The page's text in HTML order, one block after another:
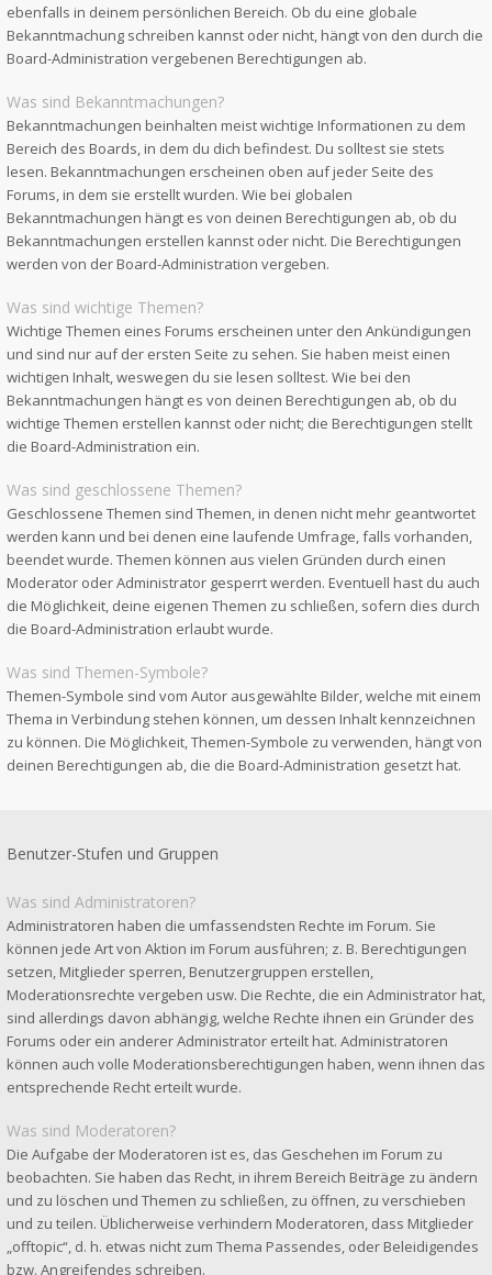
ebenfalls in deinem persönlichen Bereich. Ob du eine globale
Bekanntmachung schreiben kannst oder nicht, hängt von den durch die
Board-Administration vergebenen Berechtigungen ab.
Was sind Bekanntmachungen?
Bekanntmachungen beinhalten meist wichtige Informationen zu dem
Bereich des Boards, in dem du dich befindest. Du solltest sie stets
lesen. Bekanntmachungen erscheinen oben auf jeder Seite des
Forums, in dem sie erstellt wurden. Wie bei globalen
Bekanntmachungen hängt es von deinen Berechtigungen ab, ob du
Bekanntmachungen erstellen kannst oder nicht. Die Berechtigungen
werden von der Board-Administration vergeben.
Was sind wichtige Themen?
Wichtige Themen eines Forums erscheinen unter den Ankündigungen
und sind nur auf der ersten Seite zu sehen. Sie haben meist einen
wichtigen Inhalt, weswegen du sie lesen solltest. Wie bei den
Bekanntmachungen hängt es von deinen Berechtigungen ab, ob du
wichtige Themen erstellen kannst oder nicht; die Berechtigungen stellt
die Board-Administration ein.
Was sind geschlossene Themen?
Geschlossene Themen sind Themen, in denen nicht mehr geantwortet
werden kann und bei denen eine laufende Umfrage, falls vorhanden,
beendet wurde. Themen können aus vielen Gründen durch einen
Moderator oder Administrator gesperrt werden. Eventuell hast du auch
die Möglichkeit, deine eigenen Themen zu schließen, sofern dies durch
die Board-Administration erlaubt wurde.
Was sind Themen-Symbole?
Themen-Symbole sind vom Autor ausgewählte Bilder, welche mit einem
Thema in Verbindung stehen können, um dessen Inhalt kennzeichnen
zu können. Die Möglichkeit, Themen-Symbole zu verwenden, hängt von
deinen Berechtigungen ab, die die Board-Administration gesetzt hat.
Benutzer-Stufen und Gruppen
Was sind Administratoren?
Administratoren haben die umfassendsten Rechte im Forum. Sie
können jede Art von Aktion im Forum ausführen; z. B. Berechtigungen
setzen, Mitglieder sperren, Benutzergruppen erstellen,
Moderationsrechte vergeben usw. Die Rechte, die ein Administrator hat,
sind allerdings davon abhängig, welche Rechte ihnen ein Gründer des
Forums oder ein anderer Administrator erteilt hat. Administratoren
können auch volle Moderationsberechtigungen haben, wenn ihnen das
entsprechende Recht erteilt wurde.
Was sind Moderatoren?
Die Aufgabe der Moderatoren ist es, das Geschehen im Forum zu
beobachten. Sie haben das Recht, in ihrem Bereich Beiträge zu ändern
und zu löschen und Themen zu schließen, zu öffnen, zu verschieben
und zu teilen. Üblicherweise verhindern Moderatoren, dass Mitglieder
„offtopic“, d. h. etwas nicht zum Thema Passendes, oder Beleidigendes
bzw. Angreifendes schreiben.